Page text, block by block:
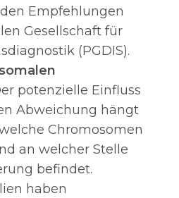
Empfehlungen
Gesellschaft für
(PGDIS).
potenzielle Einfluss
Abweichung hängt
Chromosomen
an welcher Stelle
befindet.
haben